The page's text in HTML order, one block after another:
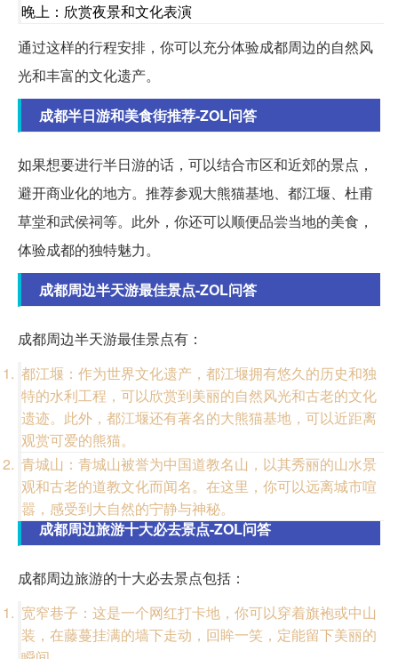
晚上：欣赏夜景和文化表演
通过这样的行程安排，你可以充分体验成都周边的自然风
光和丰富的文化遗产。
成都半日游和美食街推荐-ZOL问答
如果想要进行半日游的话，可以结合市区和近郊的景点，
避开商业化的地方。推荐参观大熊猫基地、都江堰、杜甫
草堂和武侯祠等。此外，你还可以顺便品尝当地的美食，
体验成都的独特魅力。
成都周边半天游最佳景点-ZOL问答
成都周边半天游最佳景点有：
都江堰：作为世界文化遗产，都江堰拥有悠久的历史和独
特的水利工程，可以欣赏到美丽的自然风光和古老的文化
遗迹。此外，都江堰还有著名的大熊猫基地，可以近距离
观赏可爱的熊猫。
青城山：青城山被誉为中国道教名山，以其秀丽的山水景
观和古老的道教文化而闻名。在这里，你可以远离城市喧
嚣，感受到大自然的宁静与神秘。
成都周边旅游十大必去景点-ZOL问答
成都周边旅游的十大必去景点包括：
宽窄巷子：这是一个网红打卡地，你可以穿着旗袍或中山
装，在藤蔓挂满的墙下走动，回眸一笑，定能留下美丽的